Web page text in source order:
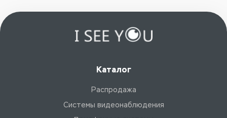
Каталог
Распродажа
Системы видеонаблюдения